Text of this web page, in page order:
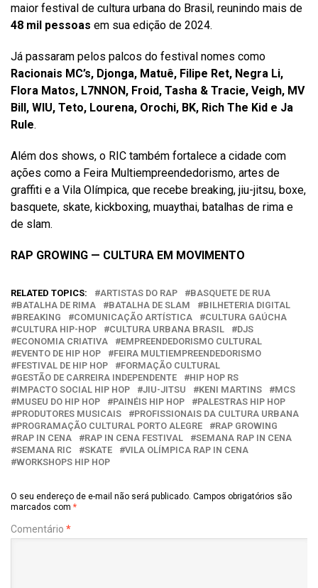
maior festival de cultura urbana do Brasil, reunindo mais de
48 mil pessoas em sua edição de 2024.
Já passaram pelos palcos do festival nomes como
Racionais MC’s, Djonga, Matuê, Filipe Ret, Negra Li,
Flora Matos, L7NNON, Froid, Tasha & Tracie, Veigh, MV
Bill, WIU, Teto, Lourena, Orochi, BK, Rich The Kid e Ja
Rule.
Além dos shows, o RIC também fortalece a cidade com
ações como a Feira Multiempreendedorismo, artes de
graffiti e a Vila Olímpica, que recebe breaking, jiu-jitsu, boxe,
basquete, skate, kickboxing, muaythai, batalhas de rima e
de slam.
RAP GROWING — CULTURA EM MOVIMENTO
RELATED TOPICS: ARTISTAS DO RAP
BASQUETE DE RUA
BATALHA DE RIMA
BATALHA DE SLAM
BILHETERIA DIGITAL
BREAKING
COMUNICAÇÃO ARTÍSTICA
CULTURA GAÚCHA
CULTURA HIP-HOP
CULTURA URBANA BRASIL
DJS
ECONOMIA CRIATIVA
EMPREENDEDORISMO CULTURAL
EVENTO DE HIP HOP
FEIRA MULTIEMPREENDEDORISMO
FESTIVAL DE HIP HOP
FORMAÇÃO CULTURAL
GESTÃO DE CARREIRA INDEPENDENTE
HIP HOP RS
IMPACTO SOCIAL HIP HOP
JIU-JITSU KENI MARTINS
MCS
MUSEU DO HIP HOP
PAINÉIS HIP HOP
PALESTRAS HIP HOP
PRODUTORES MUSICAIS
PROFISSIONAIS DA CULTURA URBANA
PROGRAMAÇÃO CULTURAL PORTO ALEGRE
RAP GROWING
RAP IN CENA
RAP IN CENA FESTIVAL
SEMANA RAP IN CENA
SEMANA RIC
SKATE
VILA OLÍMPICA RAP IN CENA
WORKSHOPS HIP HOP
O seu endereço de e-mail não será publicado. Campos obrigatórios são
marcados com *
Comentário *